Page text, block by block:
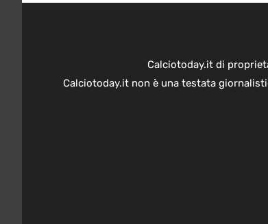
Calciotoday.it di
Calciotoday.it non è una testata